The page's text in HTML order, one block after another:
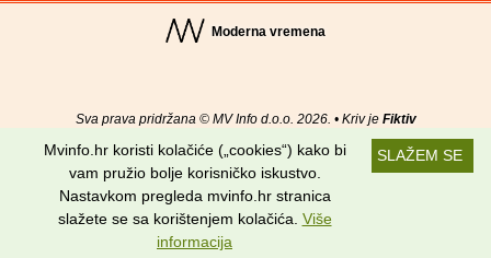
Moderna vremena
Sva prava pridržana © MV Info d.o.o. 2026. • Kriv je Fiktiv
Uvjeti korištenja RSS kanali
Potraži nas na:
SLAŽEM SE
Mvinfo.hr koristi kolačiće („cookies“) kako bi
vam pružio bolje korisničko iskustvo.
Nastavkom pregleda mvinfo.hr stranica
slažete se sa korištenjem kolačića. Više
informacija